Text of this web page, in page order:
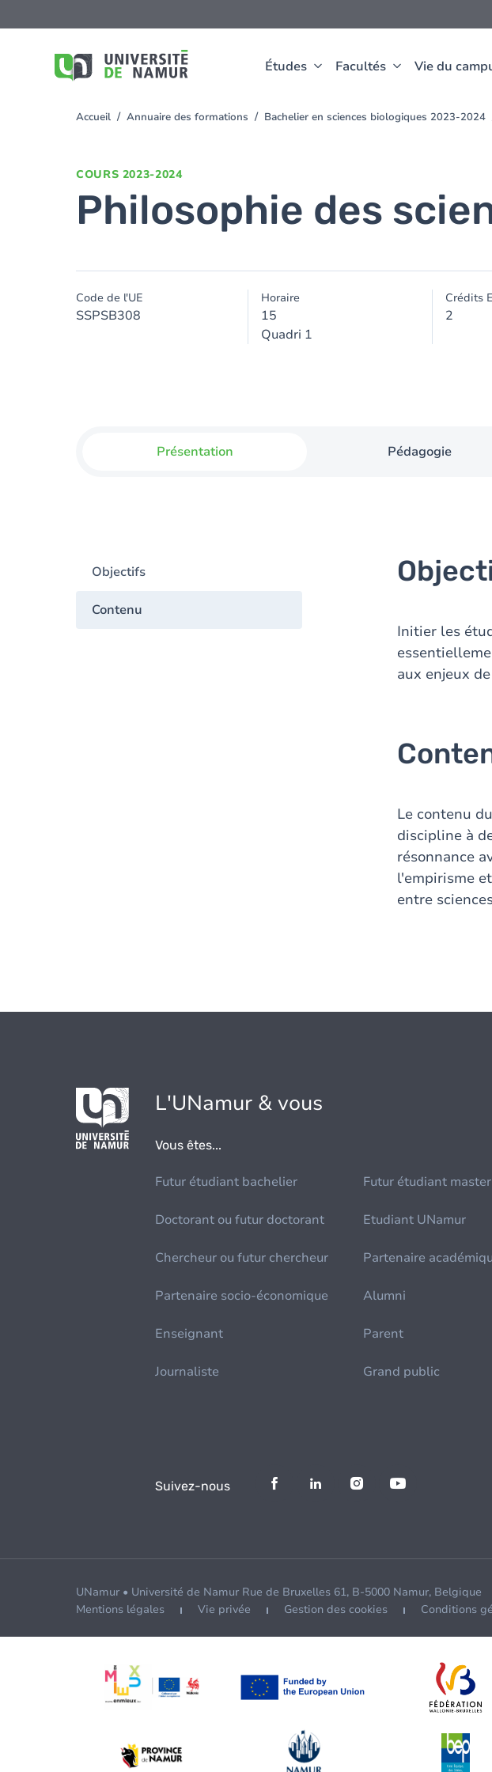
Études Facultés Vie du
au
You
Accueil Annuaire des formations Bachelier en sciences biologiques 2023-2024
COURS 2023-2024
Philosophie des
Code de l'UE
SSPSB308
Horaire
15
Quadri 1
Crédits
2
Présentation Pédagogie
Objectifs
Contenu
Initier les
aux enjeux
Le contenu
discipline à
résonnance
l'empirisme
entre
L'UNamur & vous
Vous êtes...
Futur étudiant bachelier Futur étudiant master
Doctorant ou futur doctorant Etudiant UNamur
Chercheur ou futur chercheur Partenaire
Partenaire socio-économique Alumni
Enseignant Parent
Journaliste Grand public
Suivez-nous
UNamur • Université de Namur Rue de Bruxelles 61, B-5000 Namur, Belgique
Mentions légales
Vie privée Gestion des cookies Conditions